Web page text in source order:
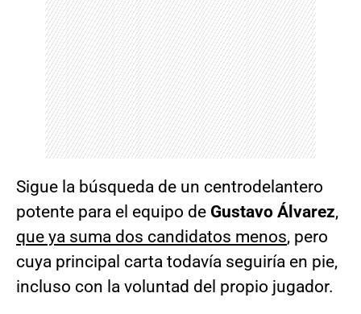
Sigue la búsqueda de un centrodelantero
potente para el equipo de Gustavo Álvarez,
que ya suma dos candidatos menos, pero
cuya principal carta todavía seguiría en pie,
incluso con la voluntad del propio jugador.